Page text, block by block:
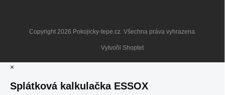
Vytvořil Shoptet
Copyright 2026 Pokojicky-tepe.cz. Všechna práva vyhrazena.
×
Splátková kalkulačka ESSOX